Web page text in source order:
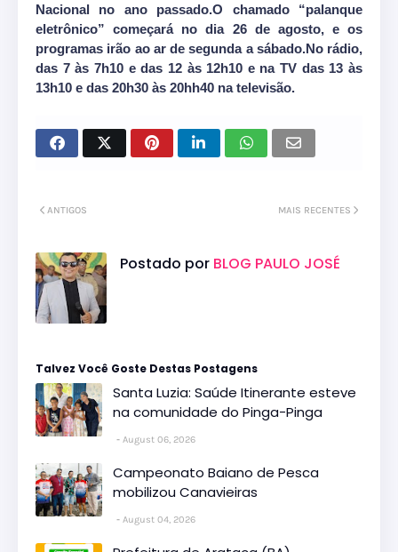
Nacional no ano passado.O chamado “palanque
eletrônico” começará no dia 26 de agosto, e os
programas irão ao ar de segunda a sábado.No rádio,
das 7 às 7h10 e das 12 às 12h10 e na TV das 13 às
13h10 e das 20h30 às 20hh40 na televisão.
MAIS RECENTES
ANTIGOS
Postado por BLOG PAULO JOSÉ
Talvez Você Goste Destas Postagens
Santa Luzia: Saúde Itinerante esteve
na comunidade do Pinga-Pinga
August 06, 2026
Campeonato Baiano de Pesca
mobilizou Canavieiras
August 04, 2026